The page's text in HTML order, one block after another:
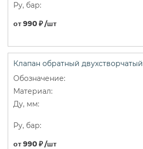
от 990 ₽ /шт
Клапан обратный двухстворчатый
от 990 ₽ /шт